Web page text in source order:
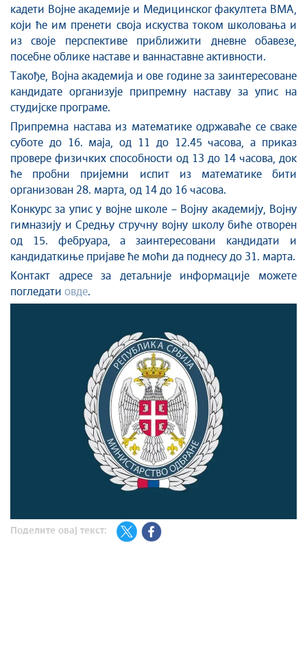
кадети Војне академије и Медицинског факултета ВМА,
који ће им пренети своја искуства током школовања и
из своје перспективе приближити дневне обавезе,
посебне облике наставе и ваннаставне активности.
Такође, Војна академија и ове године за заинтересоване
кандидате организује припремну наставу за упис на
студијске програме.
Припремна настава из математике одржаваће се сваке
суботе до 16. маја, од 11 до 12.45 часова, а приказ
провере физичких способности од 13 до 14 часова, док
ће пробни пријемни испит из математике бити
организован 28. марта, од 14 до 16 часова.
Конкурс за упис у војне школе – Војну академију, Војну
гимназију и Средњу стручну војну школу биће отворен
од 15. фебруара, а заинтересовани кандидати и
кандидаткиње пријаве ће моћи да поднесу до 31. марта.
Контакт адресе за детаљније информације можете
погледати овде.
Поделите овај текст: